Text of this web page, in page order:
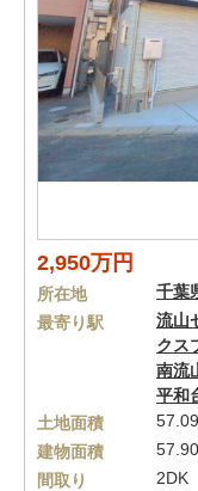
2,950万円
所在地 千葉
最寄り駅
流山
クス
南流
平和
土地面積
建物面積
間取り
2DK